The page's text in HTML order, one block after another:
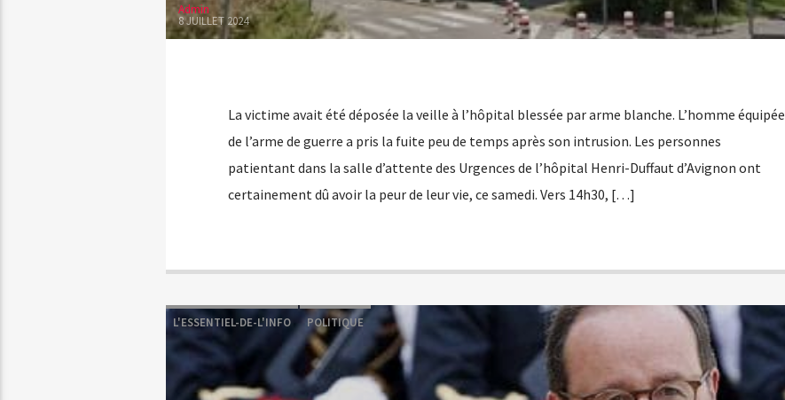
Admin
8 JUILLET 2024
La victime avait été déposée la veille à l’hôpital blessée par arme blanche. L’homme équipée
de l’arme de guerre a pris la fuite peu de temps après son intrusion. Les personnes
patientant dans la salle d’attente des Urgences de l’hôpital Henri-Duffaut d’Avignon ont
certainement dû avoir la peur de leur vie, ce samedi. Vers 14h30, […]
L'ESSENTIEL-DE-L'INFO POLITIQUE